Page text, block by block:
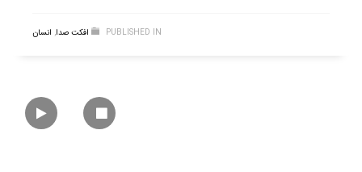
PUBLISHED IN افکت صدا, انسان